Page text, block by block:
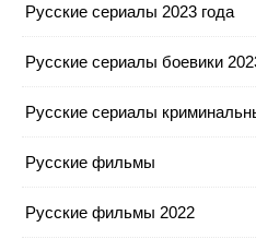
Русские сериалы 2023 года
Русские сериалы боевики
Русские сериалы
Русские фильмы
Русские фильмы 2022